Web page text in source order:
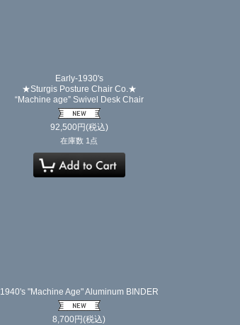
Early-1930's
★Sturgis Posture Chair Co.★
“Machine age” Swivel Desk Chair
92,500円(税込)
在庫数 1点
1940's "Machine Age" Aluminum BINDER
8,700円(税込)